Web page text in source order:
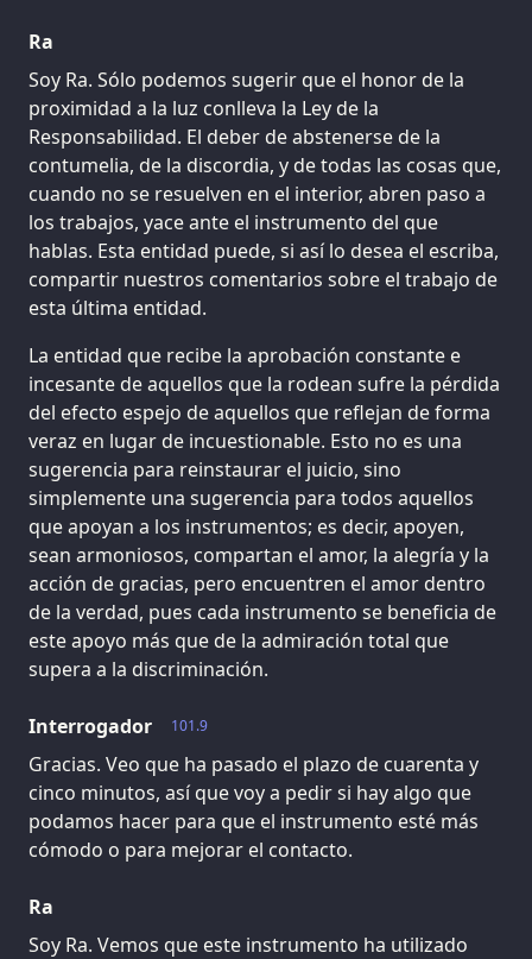
Ra
Soy Ra. Sólo podemos sugerir que el honor de la
proximidad a la luz conlleva la Ley de la
Responsabilidad. El deber de abstenerse de la
contumelia, de la discordia, y de todas las cosas que,
cuando no se resuelven en el interior, abren paso a
los trabajos, yace ante el instrumento del que
hablas. Esta entidad puede, si así lo desea el escriba,
compartir nuestros comentarios sobre el trabajo de
esta última entidad.
La entidad que recibe la aprobación constante e
incesante de aquellos que la rodean sufre la pérdida
del efecto espejo de aquellos que reflejan de forma
veraz en lugar de incuestionable. Esto no es una
sugerencia para reinstaurar el juicio, sino
simplemente una sugerencia para todos aquellos
que apoyan a los instrumentos; es decir, apoyen,
sean armoniosos, compartan el amor, la alegría y la
acción de gracias, pero encuentren el amor dentro
de la verdad, pues cada instrumento se beneficia de
este apoyo más que de la admiración total que
supera a la discriminación.
101.9
Interrogador
Gracias. Veo que ha pasado el plazo de cuarenta y
cinco minutos, así que voy a pedir si hay algo que
podamos hacer para que el instrumento esté más
cómodo o para mejorar el contacto.
Ra
Soy Ra. Vemos que este instrumento ha utilizado